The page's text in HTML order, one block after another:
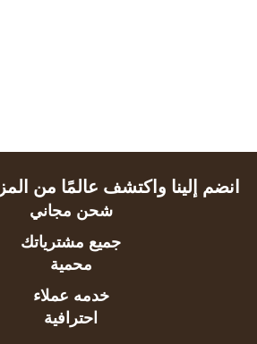
انضم إلينا واكتشف عالمًا من
شحن مجاني
جميع مشترياتك
محمية
خدمه عملاء
احترافية